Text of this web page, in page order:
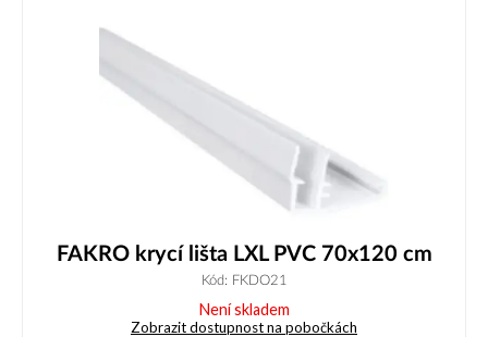
FAKRO krycí lišta LXL PVC 70x120 cm
Kód: FKDO21
Není skladem
Zobrazit dostupnost na pobočkách